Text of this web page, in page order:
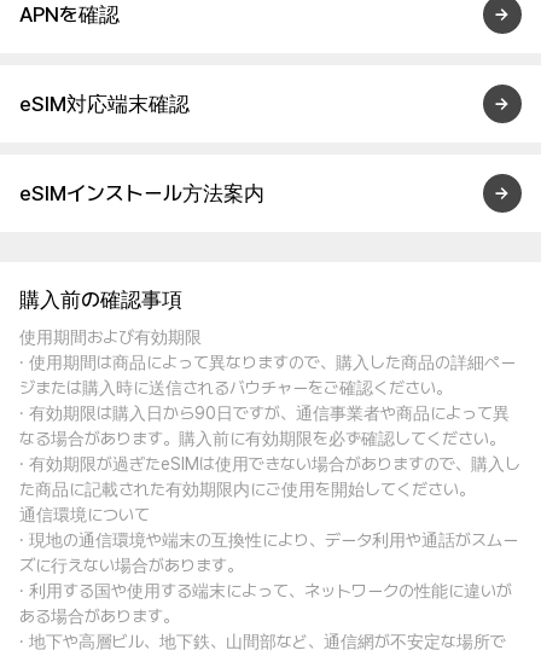
APNを確認
eSIM対応端末確認
eSIMインストール方法案内
購入前の確認事項
使用期間および有効期限
· 使用期間は商品によって異なりますので、購入した商品の詳細ペー
ジまたは購入時に送信されるバウチャーをご確認ください。
· 有効期限は購入日から90日ですが、通信事業者や商品によって異
なる場合があります。購入前に有効期限を必ず確認してください。
· 有効期限が過ぎたeSIMは使用できない場合がありますので、購入し
た商品に記載された有効期限内にご使用を開始してください。
通信環境について
· 現地の通信環境や端末の互換性により、データ利用や通話がスムー
ズに行えない場合があります。
· 利用する国や使用する端末によって、ネットワークの性能に違いが
ある場合があります。
· 地下や高層ビル、地下鉄、山間部など、通信網が不安定な場所で